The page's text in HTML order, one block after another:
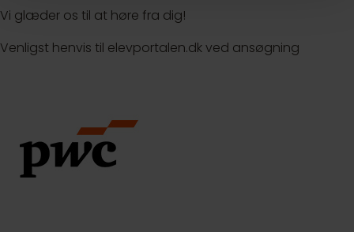
Vi glæder os til at høre fra dig!
Venligst henvis til elevportalen.dk ved ansøgning